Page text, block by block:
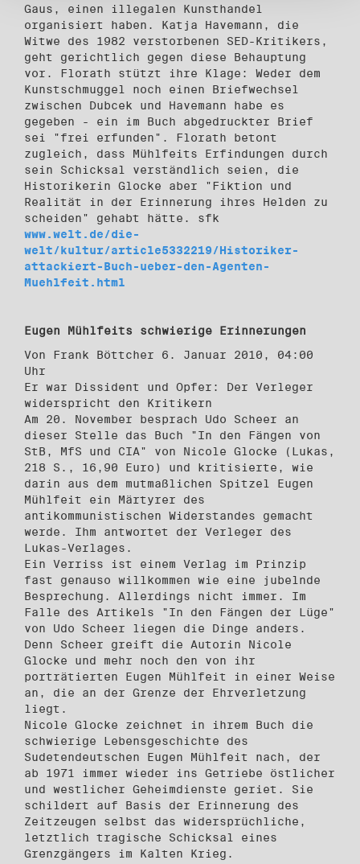
Gaus, einen illegalen Kunsthandel
organisiert haben. Katja Havemann, die
Witwe des 1982 verstorbenen SED-Kritikers,
geht gerichtlich gegen diese Behauptung
vor. Florath stützt ihre Klage: Weder dem
Kunstschmuggel noch einen Briefwechsel
zwischen Dubcek und Havemann habe es
gegeben - ein im Buch abgedruckter Brief
sei "frei erfunden". Florath betont
zugleich, dass Mühlfeits Erfindungen durch
sein Schicksal verständlich seien, die
Historikerin Glocke aber "Fiktion und
Realität in der Erinnerung ihres Helden zu
scheiden" gehabt hätte. sfk
www.welt.de/die-
welt/kultur/article5332219/Historiker-
attackiert-Buch-ueber-den-Agenten-
Muehlfeit.html
Eugen Mühlfeits schwierige Erinnerungen
Von Frank Böttcher 6. Januar 2010, 04:00
Uhr
Er war Dissident und Opfer: Der Verleger
widerspricht den Kritikern
Am 20. November besprach Udo Scheer an
dieser Stelle das Buch "In den Fängen von
StB, MfS und CIA" von Nicole Glocke (Lukas,
218 S., 16,90 Euro) und kritisierte, wie
darin aus dem mutmaßlichen Spitzel Eugen
Mühlfeit ein Märtyrer des
antikommunistischen Widerstandes gemacht
werde. Ihm antwortet der Verleger des
Lukas-Verlages.
Ein Verriss ist einem Verlag im Prinzip
fast genauso willkommen wie eine jubelnde
Besprechung. Allerdings nicht immer. Im
Falle des Artikels "In den Fängen der Lüge"
von Udo Scheer liegen die Dinge anders.
Denn Scheer greift die Autorin Nicole
Glocke und mehr noch den von ihr
porträtierten Eugen Mühlfeit in einer Weise
an, die an der Grenze der Ehrverletzung
liegt.
Nicole Glocke zeichnet in ihrem Buch die
schwierige Lebensgeschichte des
Sudetendeutschen Eugen Mühlfeit nach, der
ab 1971 immer wieder ins Getriebe östlicher
und westlicher Geheimdienste geriet. Sie
schildert auf Basis der Erinnerung des
Zeitzeugen selbst das widersprüchliche,
letztlich tragische Schicksal eines
Grenzgängers im Kalten Krieg.